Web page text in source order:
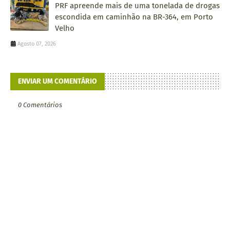
PRF apreende mais de uma tonelada de drogas
escondida em caminhão na BR-364, em Porto
Velho
Agosto 07, 2026
ENVIAR UM COMENTÁRIO
0 Comentários